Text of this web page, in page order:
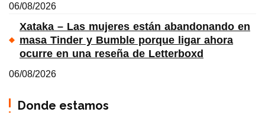
06/08/2026
Xataka – Las mujeres están abandonando en
masa Tinder y Bumble porque ligar ahora
ocurre en una reseña de Letterboxd
06/08/2026
Donde estamos